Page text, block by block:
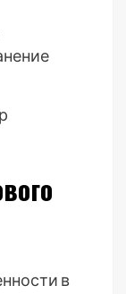
в